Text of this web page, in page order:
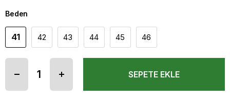
Beden
41 42 43 44 45 46